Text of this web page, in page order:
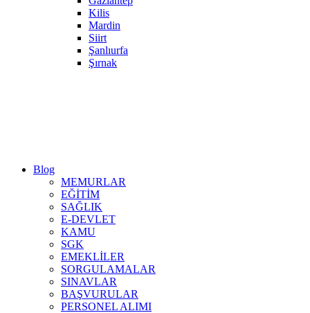
Kilis
Mardin
Siirt
Şanlıurfa
Şırnak
Blog
MEMURLAR
EĞİTİM
SAĞLIK
E-DEVLET
KAMU
SGK
EMEKLİLER
SORGULAMALAR
SINAVLAR
BAŞVURULAR
PERSONEL ALIMI